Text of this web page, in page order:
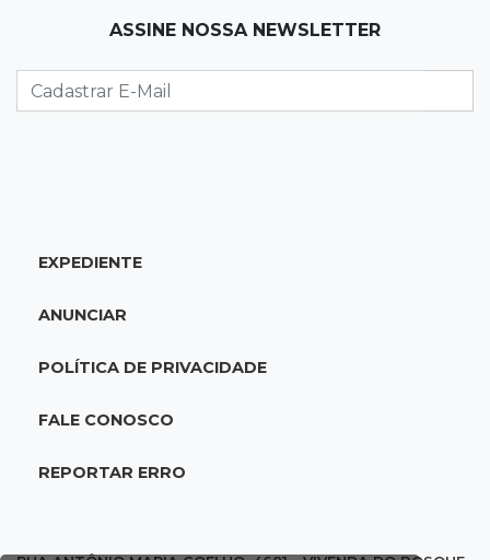
Mãe narra emboscada e diz ter sido amarrada
Preso há quase 1 semana, ex-deputado Neno
ciclo pecuário e uso da terra
11:00Let it Rip
ASSINE NOSSA NEWSLETTER
EXPEDIENTE
ANUNCIAR
POLÍTICA DE PRIVACIDADE
FALE CONOSCO
REPORTAR ERRO